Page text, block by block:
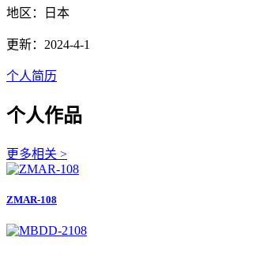
地区：日本
更新：2024-4-1
个人简历
个人作品
更多相关 >
ZMAR-108